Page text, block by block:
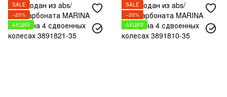
SALE
−20%
АКЦИЯ
SALE
−20%
АКЦИЯ